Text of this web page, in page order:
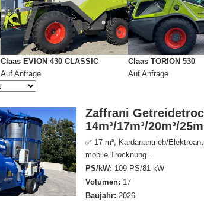
Claas EVION 430 CLASSIC
Auf Anfrage
Claas TORION 530
Auf Anfrage
Zaffrani
14m³/17m³/20m³/
✅ 17 m³, Kardanantrieb/
mobile Trocknung...
PS/kW: 109 PS/81 kW
Volumen: 17
Baujahr: 2026